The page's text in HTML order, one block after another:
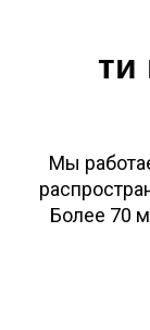
ти
Мы
Более 70